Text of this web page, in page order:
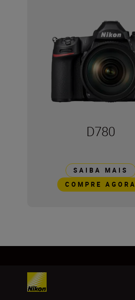
D780
SAIBA MAIS
COMPRE AGORA